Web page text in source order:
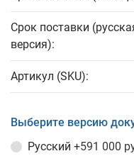
Срок поставки
версия):
Артикул (SKU):
Выберите версию
Русский +591 000